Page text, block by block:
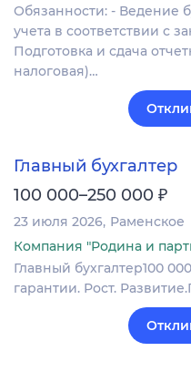
Обязанности: - Ведение
учета в соответствии с
Подготовка и сдача
налоговая)…
Главный бухгалтер
100 000–250 000 ₽
23 июля 2026 Раменское
Компания "Родина и
Главный бухгалтер100
гарантии. Рост.